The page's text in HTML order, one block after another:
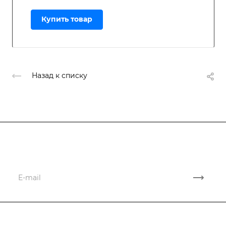
Купить товар
Назад к списку